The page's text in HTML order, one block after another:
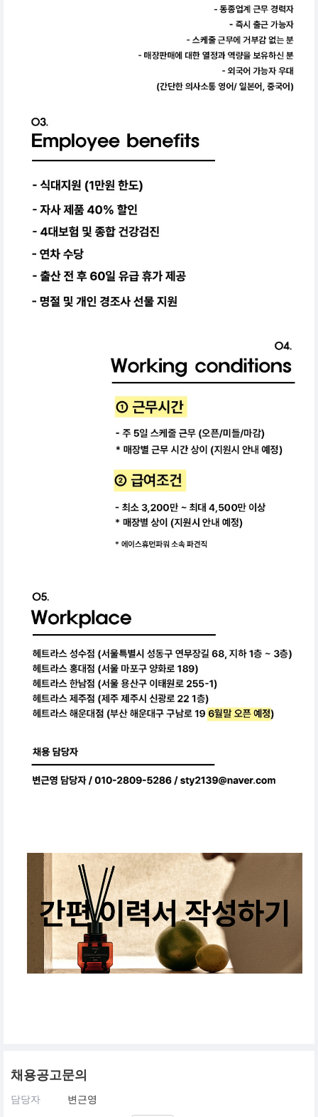
채용공고문의
담당자 변근영